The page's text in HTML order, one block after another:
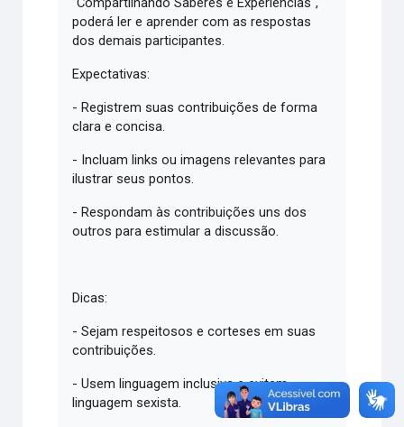
poderá ler e aprender com as respostas
dos demais participantes.
Expectativas:
- Registrem suas contribuições de forma
clara e concisa.
- Incluam links ou imagens relevantes para
ilustrar seus pontos.
- Respondam às contribuições uns dos
outros para estimular a discussão.
Dicas:
- Sejam respeitosos e corteses em suas
contribuições.
- Usem linguagem inclusiva e evitem
linguagem sexista.